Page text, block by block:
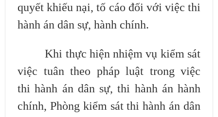
quyết khiếu nại, tố cáo đối với việc thi
hành án dân sự, hành chính.
Khi thực hiện nhiệm vụ kiểm sát
việc tuân theo pháp luật trong việc
thihành án dân sự, thi hành án hành
chính, Phòng kiểm sát thi hành án dân